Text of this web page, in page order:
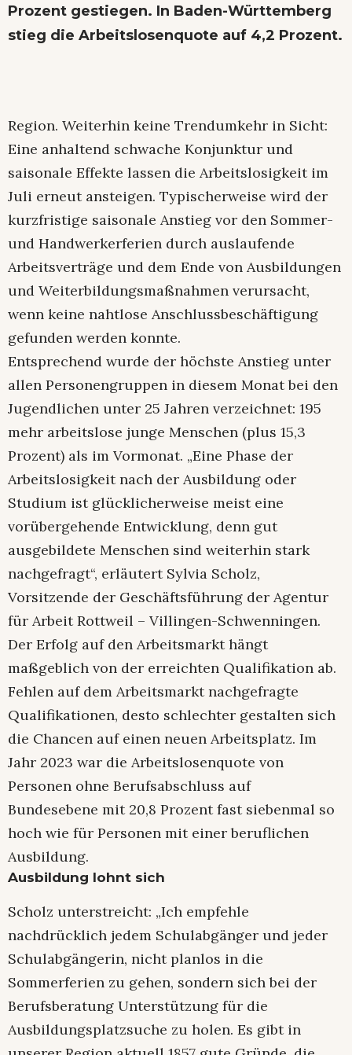
Prozent gestiegen. In Baden-Württemberg
stieg die Arbeitslosenquote auf 4,2 Prozent.
Region. Weiterhin keine Trendumkehr in Sicht:
Eine anhaltend schwache Konjunktur und
saisonale Effekte lassen die Arbeitslosigkeit im
Juli erneut ansteigen. Typischerweise wird der
kurzfristige saisonale Anstieg vor den Sommer-
und Handwerkerferien durch auslaufende
Arbeitsverträge und dem Ende von Ausbildungen
und Weiterbildungsmaßnahmen verursacht,
wenn keine nahtlose Anschlussbeschäftigung
gefunden werden konnte.
Entsprechend wurde der höchste Anstieg unter
allen Personengruppen in diesem Monat bei den
Jugendlichen unter 25 Jahren verzeichnet: 195
mehr arbeitslose junge Menschen (plus 15,3
Prozent) als im Vormonat. „Eine Phase der
Arbeitslosigkeit nach der Ausbildung oder
Studium ist glücklicherweise meist eine
vorübergehende Entwicklung, denn gut
ausgebildete Menschen sind weiterhin stark
nachgefragt“, erläutert Sylvia Scholz,
Vorsitzende der Geschäftsführung der Agentur
für Arbeit Rottweil – Villingen-Schwenningen.
Der Erfolg auf den Arbeitsmarkt hängt
maßgeblich von der erreichten Qualifikation ab.
Fehlen auf dem Arbeitsmarkt nachgefragte
Qualifikationen, desto schlechter gestalten sich
die Chancen auf einen neuen Arbeitsplatz. Im
Jahr 2023 war die Arbeitslosenquote von
Personen ohne Berufsabschluss auf
Bundesebene mit 20,8 Prozent fast siebenmal so
hoch wie für Personen mit einer beruflichen
Ausbildung.
Ausbildung lohnt sich
Scholz unterstreicht: „Ich empfehle
nachdrücklich jedem Schulabgänger und jeder
Schulabgängerin, nicht planlos in die
Sommerferien zu gehen, sondern sich bei der
Berufsberatung Unterstützung für die
Ausbildungsplatzsuche zu holen. Es gibt in